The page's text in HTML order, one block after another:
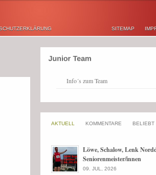
SITEMAP
Info´s zum Team
AKTUELL KOMMENTARE BELIEBT
Löwe, Schalow, Lenk
Seniorenmeister/innen
09. JUL, 2026